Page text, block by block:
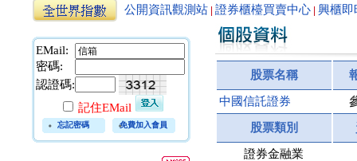
公開資訊觀測站 證券櫃檯買賣中心 興櫃即
EMail:
密碼:
認證碼:
記住EMail
忘記密碼 免費加入會員
股票名稱
中國信託證券
股票類別
證券金融業